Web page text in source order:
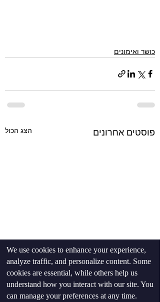
כושר ואימונים
פוסטים אחרונים הצג הכול
We use cookies to enhance your experience,
analyze traffic, and personalize content. Some
cookies are essential, while others help us
understand how you interact with our site. You
can manage your preferences at any time.